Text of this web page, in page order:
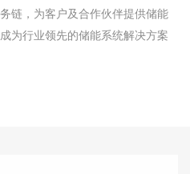
链 ， 为客户及合作伙伴提供储能
为行业领先的储能系统解决方案